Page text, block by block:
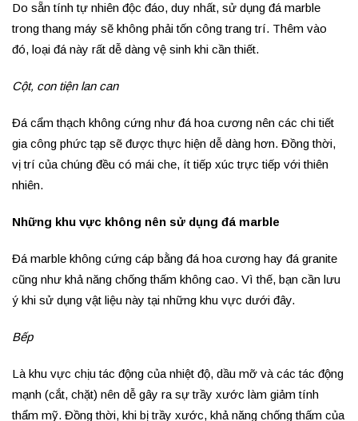
Do sẵn tính tự nhiên độc đáo, duy nhất, sử dụng đá marble
trong thang máy sẽ không phải tốn công trang trí. Thêm vào
đó, loại đá này rất dễ dàng vệ sinh khi cần thiết.
Cột, con tiện lan can
Đá cẩm thạch không cứng như đá hoa cương nên các chi tiết
gia công phức tạp sẽ được thực hiện dễ dàng hơn. Đồng thời,
vị trí của chúng đều có mái che, ít tiếp xúc trực tiếp với thiên
nhiên.
Những khu vực không nên sử dụng đá marble
Đá marble không cứng cáp bằng đá hoa cương hay đá granite
cũng như khả năng chống thấm không cao. Vì thế, bạn cần lưu
ý khi sử dụng vật liệu này tại những khu vực dưới đây.
Bếp
Là khu vực chịu tác động của nhiệt độ, dầu mỡ và các tác động
mạnh (cắt, chặt) nên dễ gây ra sự trầy xước làm giảm tính
thẩm mỹ. Đồng thời, khi bị trầy xước, khả năng chống thấm của